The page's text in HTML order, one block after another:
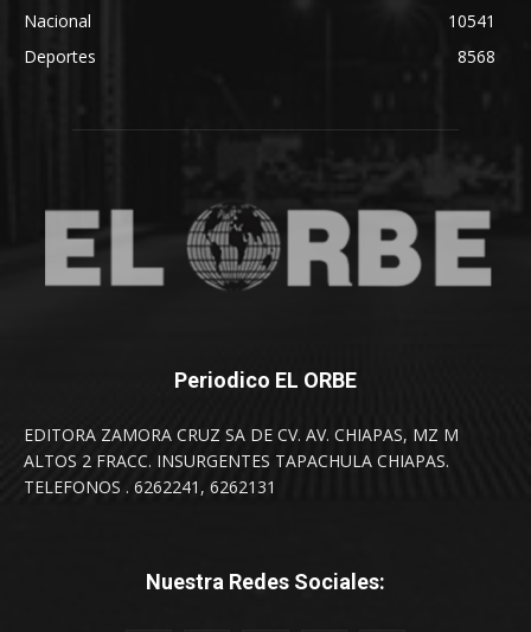
Nacional
10541
Deportes
8568
Periodico EL ORBE
EDITORA ZAMORA CRUZ SA DE CV. AV. CHIAPAS, MZ M
ALTOS 2 FRACC. INSURGENTES TAPACHULA CHIAPAS.
TELEFONOS . 6262241, 6262131
Nuestra Redes Sociales: